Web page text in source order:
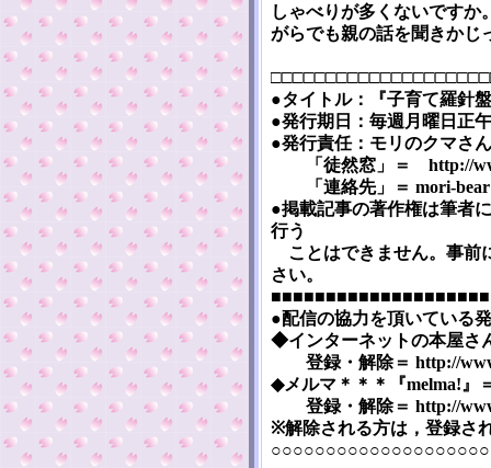
しゃべりが多くないですか
がらでも親の話を聞きかじ
●タイトル：『子育て羅針
●発行期日：毎週月曜日正
●発行責任：モリのクマさ
「徒然窓」＝ http://
「連絡先」＝ mori-
●掲載記事の著作権は筆者
行う
ことはできません。事前
さい。
●配信の協力を頂いている
◆インターネットの本屋さ
登録・解除＝ http://
◆メルマ＊＊＊『melma!』
登録・解除＝ http://
※解除される方は，登録さ